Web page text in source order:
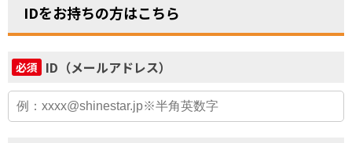
IDをお持ちの方はこちら
必須 ID（メールアドレス）